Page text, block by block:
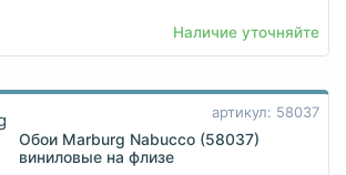
Наличие уточняйте
артикул: 58037
Обои Marburg Nabucco (58037)
виниловые на флизе